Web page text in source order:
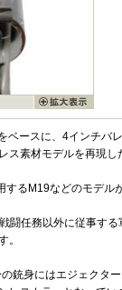
ースに、4インチバ
素材モデルを再現し
るM19などのモデル
闘任務以外に従事す
。
銃身にはエジェクタ